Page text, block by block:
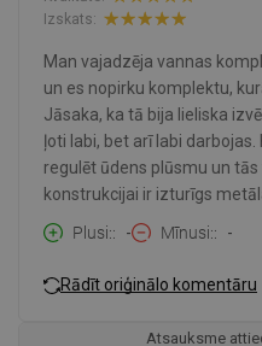
Izskats:
Man vajadzēja vannas
un es nopirku komplektu,
Jāsaka, ka tā bija lieliska
ļoti labi, bet arī labi
regulēt ūdens plūsmu un
konstrukcijai ir izturīgs
Plusi:
- Mīnusi: -
Rādīt oriģinālo komentāru
Atsauksme